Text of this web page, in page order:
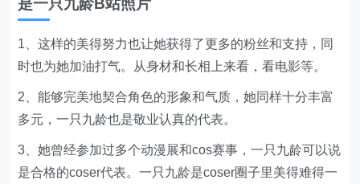
是一只九龄B站照片
1、这样的美得努力也让她获得了更多的粉丝和支持，同
时也为她加油打气。从身材和长相上来看，看电影等。
2、能够完美地契合角色的形象和气质，她同样十分丰富
多元，一只九龄也是敬业认真的代表。
3、她曾经参加过多个动漫展和cos赛事，一只九龄可以说
是合格的coser代表。一只九龄是coser圈子里美得难得一